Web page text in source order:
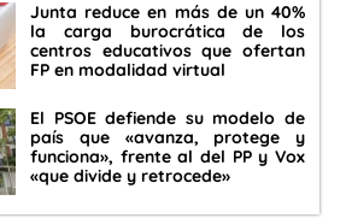
Junta reduce en más de un 40%
la carga burocrática de los
centros educativos que ofertan
FP en modalidad virtual
El PSOE defiende su modelo de
país que «avanza, protege y
funciona», frente al del PP y Vox
«que divide y retrocede»